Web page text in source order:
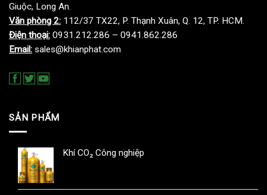
Giuộc, Long An.
Văn phòng 2: 112/37 TX22, P. Thạnh Xuân, Q. 12, TP. HCM.
Điện thoại: 0931.212.286 – 0941.862.286
Email: sales@khianphat.com
SẢN PHẨM
Khí CO₂ Công nghiệp